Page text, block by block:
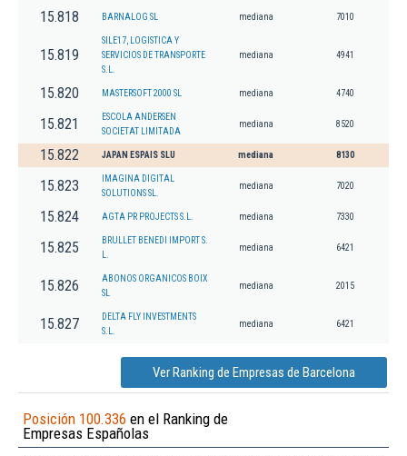
15.818 BARNALOG SL mediana 7010
15.819
SILE17, LOGISTICA Y
SERVICIOS DE TRANSPORTE
S.L.
mediana 4941
15.820 MASTERSOFT 2000 SL mediana 4740
15.821
ESCOLA ANDERSEN
SOCIETAT LIMITADA
mediana 8520
15.822 JAPAN ESPAIS SLU mediana 8130
15.823
IMAGINA DIGITAL
SOLUTIONS SL.
mediana 7020
15.824 AGTA PR PROJECTS S.L. mediana 7330
15.825
BRULLET BENEDI IMPORT S.
L.
mediana 6421
15.826
ABONOS ORGANICOS BOIX
SL
mediana 2015
15.827
DELTA FLY INVESTMENTS
S.L.
mediana 6421
Ver Ranking de Empresas de Barcelona
Posición 100.336 en el Ranking de
Empresas Españolas